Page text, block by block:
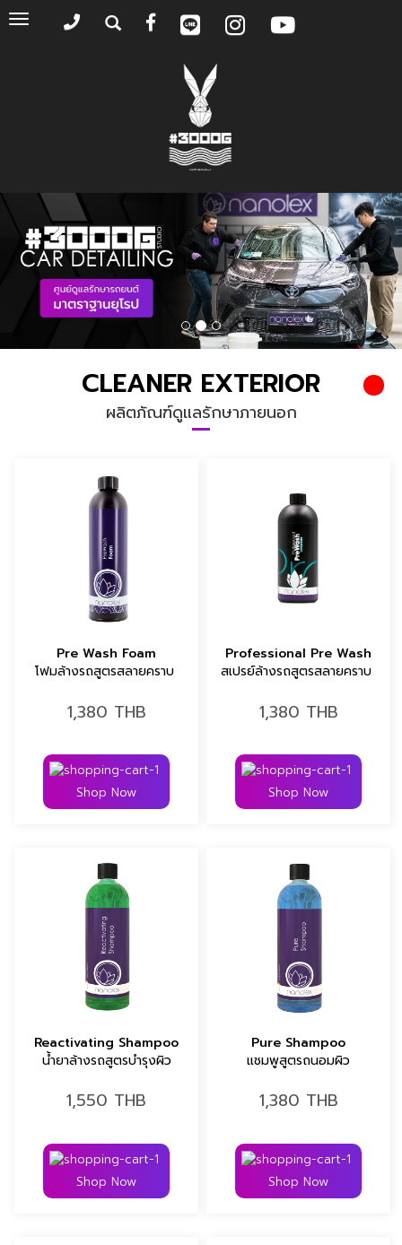
Toggle
CLEANER EXTERIOR
ผลิตภัณฑ์ดูแลรักษาภายนอก
Pre Wash Foam
โฟมล้างรถสูตรสลายคราบ
1,380 THB
Shop Now
Professional Pre Wash
สเปรย์ล้างรถสูตรสลายคราบ
1,380 THB
Shop Now
Reactivating Shampoo
น้ำยาล้างรถสูตรบำรุงผิว
1,550 THB
Shop Now
Pure Shampoo
แชมพูสูตรถนอมผิว
1,380 THB
Shop Now